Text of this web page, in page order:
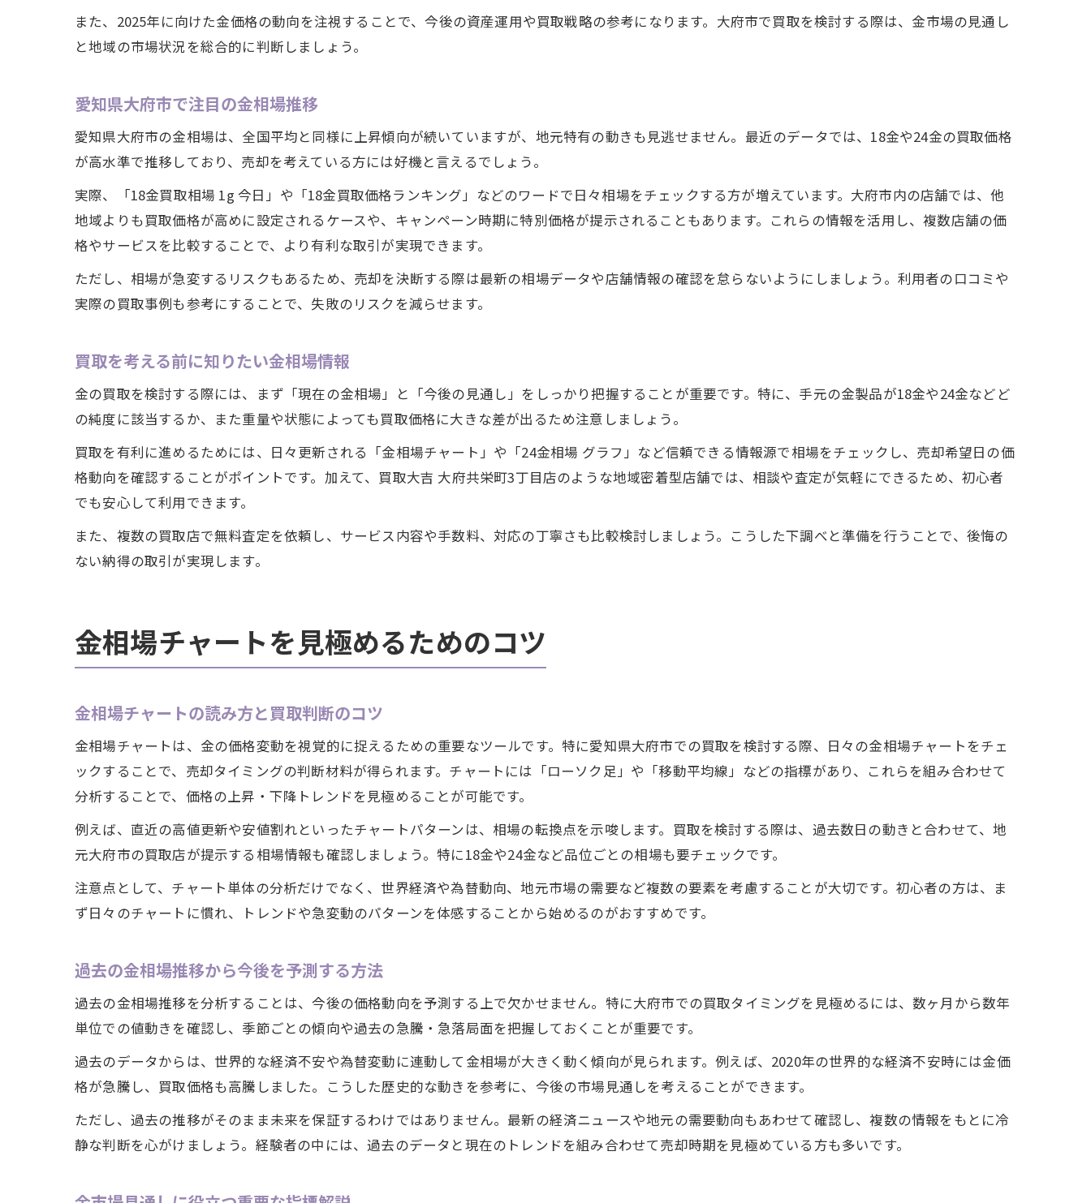
金相場見通しと資産運用への活かし方
また、2025年に向けた金価格の動向を注視することで、今後の資産運用や買取戦略の参考になります。大府市で買取を検討する際は、金市場の見通し
と地域の市場状況を総合的に判断しましょう。
愛知県大府市で注目の金相場推移
愛知県大府市の金相場は、全国平均と同様に上昇傾向が続いていますが、地元特有の動きも見逃せません。最近のデータでは、18金や24金の買取価格
が高水準で推移しており、売却を考えている方には好機と言えるでしょう。
実際、「18金買取相場 1g 今日」や「18金買取価格ランキング」などのワードで日々相場をチェックする方が増えています。大府市内の店舗では、他
地域よりも買取価格が高めに設定されるケースや、キャンペーン時期に特別価格が提示されることもあります。これらの情報を活用し、複数店舗の価
格やサービスを比較することで、より有利な取引が実現できます。
ただし、相場が急変するリスクもあるため、売却を決断する際は最新の相場データや店舗情報の確認を怠らないようにしましょう。利用者の口コミや
実際の買取事例も参考にすることで、失敗のリスクを減らせます。
買取を考える前に知りたい金相場情報
金の買取を検討する際には、まず「現在の金相場」と「今後の見通し」をしっかり把握することが重要です。特に、手元の金製品が18金や24金などど
の純度に該当するか、また重量や状態によっても買取価格に大きな差が出るため注意しましょう。
買取を有利に進めるためには、日々更新される「金相場チャート」や「24金相場 グラフ」など信頼できる情報源で相場をチェックし、売却希望日の価
格動向を確認することがポイントです。加えて、買取大吉 大府共栄町3丁目店のような地域密着型店舗では、相談や査定が気軽にできるため、初心者
でも安心して利用できます。
また、複数の買取店で無料査定を依頼し、サービス内容や手数料、対応の丁寧さも比較検討しましょう。こうした下調べと準備を行うことで、後悔の
ない納得の取引が実現します。
金相場チャートを見極めるためのコツ
金相場チャートの読み方と買取判断のコツ
金相場チャートは、金の価格変動を視覚的に捉えるための重要なツールです。特に愛知県大府市での買取を検討する際、日々の金相場チャートをチェ
ックすることで、売却タイミングの判断材料が得られます。チャートには「ローソク足」や「移動平均線」などの指標があり、これらを組み合わせて
分析することで、価格の上昇・下降トレンドを見極めることが可能です。
例えば、直近の高値更新や安値割れといったチャートパターンは、相場の転換点を示唆します。買取を検討する際は、過去数日の動きと合わせて、地
元大府市の買取店が提示する相場情報も確認しましょう。特に18金や24金など品位ごとの相場も要チェックです。
注意点として、チャート単体の分析だけでなく、世界経済や為替動向、地元市場の需要など複数の要素を考慮することが大切です。初心者の方は、ま
ず日々のチャートに慣れ、トレンドや急変動のパターンを体感することから始めるのがおすすめです。
過去の金相場推移から今後を予測する方法
過去の金相場推移を分析することは、今後の価格動向を予測する上で欠かせません。特に大府市での買取タイミングを見極めるには、数ヶ月から数年
単位での値動きを確認し、季節ごとの傾向や過去の急騰・急落局面を把握しておくことが重要です。
過去のデータからは、世界的な経済不安や為替変動に連動して金相場が大きく動く傾向が見られます。例えば、2020年の世界的な経済不安時には金価
格が急騰し、買取価格も高騰しました。こうした歴史的な動きを参考に、今後の市場見通しを考えることができます。
ただし、過去の推移がそのまま未来を保証するわけではありません。最新の経済ニュースや地元の需要動向もあわせて確認し、複数の情報をもとに冷
静な判断を心がけましょう。経験者の中には、過去のデータと現在のトレンドを組み合わせて売却時期を見極めている方も多いです。